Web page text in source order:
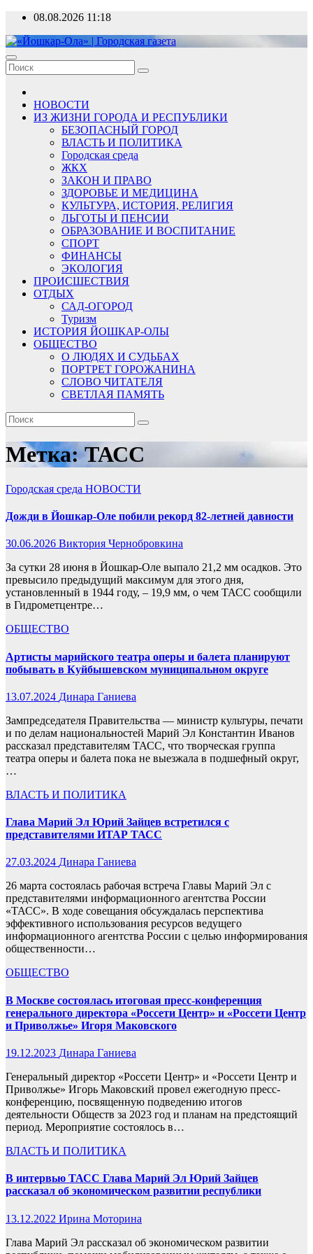
Перейти
содержимому
08.08.2026 11:18
«Йошкар-Ола» | Городская газета
Новости, события, люди
НОВОСТИ
ИЗ ЖИЗНИ ГОРОДА И РЕСПУБЛИКИ
БЕЗОПАСНЫЙ ГОРОД
ВЛАСТЬ И ПОЛИТИКА
Городская среда
ЖКХ
ЗАКОН И ПРАВО
ЗДОРОВЬЕ И МЕДИЦИНА
КУЛЬТУРА, ИСТОРИЯ, РЕЛИГИЯ
ЛЬГОТЫ И ПЕНСИИ
ОБРАЗОВАНИЕ И ВОСПИТАНИЕ
СПОРТ
ФИНАНСЫ
ЭКОЛОГИЯ
ПРОИСШЕСТВИЯ
ОТДЫХ
САД-ОГОРОД
Туризм
ИСТОРИЯ ЙОШКАР-ОЛЫ
ОБЩЕСТВО
О ЛЮДЯХ И СУДЬБАХ
ПОРТРЕТ ГОРОЖАНИНА
СЛОВО ЧИТАТЕЛЯ
СВЕТЛАЯ ПАМЯТЬ
Метка:ТАСС
Городская среда НОВОСТИ
Дожди в Йошкар-Оле побили рекорд 82-летней давности
30.06.2026 Виктория Чернобровкина
За сутки 28 июня в Йошкар-Оле выпало 21,2 мм осадков. Это
превысило предыдущий максимум для этого дня,
установленный в 1944 году, – 19,9 мм, о чем ТАСС сообщили
в Гидрометцентре…
ОБЩЕСТВО
Артисты марийского театра оперы и балета планируют
побывать в Куйбышевском муниципальном округе
13.07.2024 Динара Ганиева
Зампредседателя Правительства — министр культуры, печати
и по делам национальностей Марий Эл Константин Иванов
рассказал представителям ТАСС, что творческая группа
театра оперы и балета пока не выезжала в подшефный округ,
…
ВЛАСТЬ И ПОЛИТИКА
Глава Марий Эл Юрий Зайцев встретился с
представителями ИТАР ТАСС
27.03.2024 Динара Ганиева
26 марта состоялась рабочая встреча Главы Марий Эл с
представителями информационного агентства России
«ТАСС». В ходе совещания обсуждалась перспектива
эффективного использования ресурсов ведущего
информационного агентства России с целью информирования
общественности…
ОБЩЕСТВО
В Москве состоялась итоговая пресс-конференция
генерального директора «Россети Центр» и «Россети Центр
и Приволжье» Игоря Маковского
19.12.2023 Динара Ганиева
Генеральный директор «Россети Центр» и «Россети Центр и
Приволжье» Игорь Маковский провел ежегодную пресс-
конференцию, посвященную подведению итогов
деятельности Обществ за 2023 год и планам на предстоящий
период. Мероприятие состоялось в…
ВЛАСТЬ И ПОЛИТИКА
В интервью ТАСС Глава Марий Эл Юрий Зайцев
рассказал об экономическом развитии республики
13.12.2022 Ирина Моторина
Глава Марий Эл рассказал об экономическом развитии